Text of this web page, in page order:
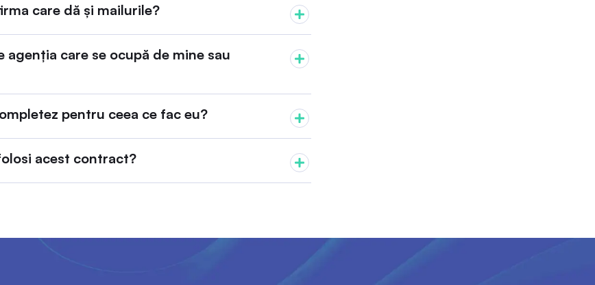
care dă și mailurile?
agenția care se ocupă de mine sau
pentru ceea ce fac eu?
acest contract?